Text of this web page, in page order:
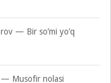
— Bir so’mi yo’q
— Musofir nolasi